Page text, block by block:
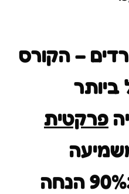
– הקורס
ביותר
פרקטית
עכשיו במבצע כ90% הנחה